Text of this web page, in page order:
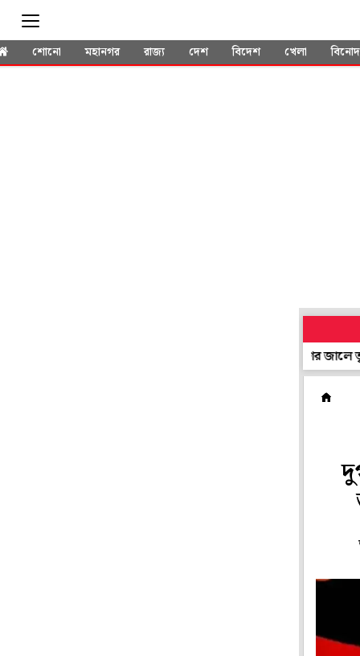
শোনো মহানগর রাজ্য দেশ বিদেশ খেলা
বিজেপি কর্মীকে মারধর, মাকে শ্লীলতাহানি! পুলিশের জালে তৃণমূল